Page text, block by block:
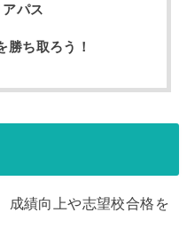
パス
勝ち取ろう！
成績向上や志望校合格を